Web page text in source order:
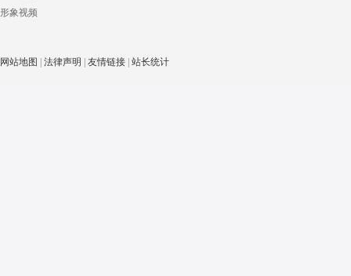
形象视频
网站地图 法律声明 友情链接 站长统计